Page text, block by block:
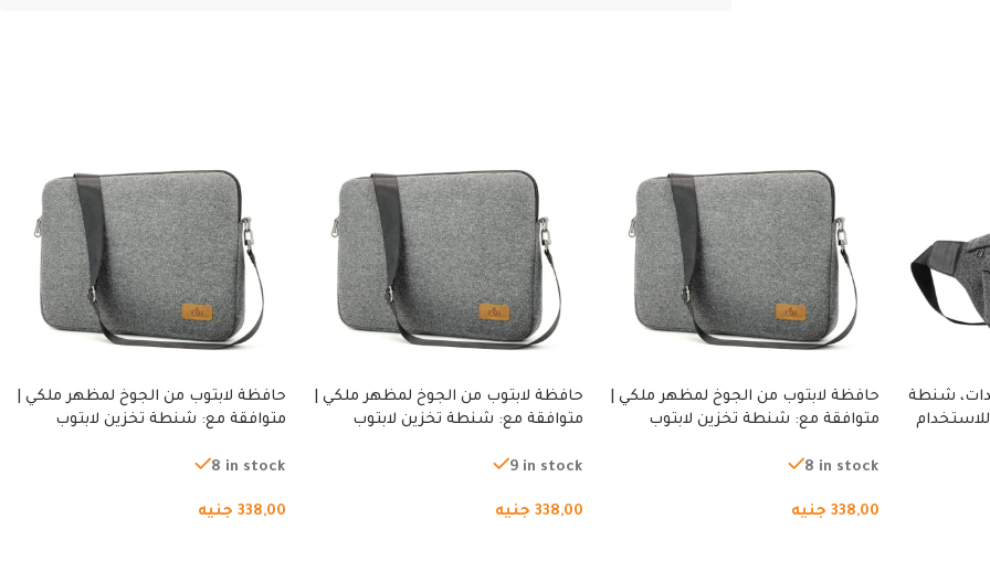
شنطة
حافظة لابتوب من الجوخ لمظهر ملكي |
متوافقة مع: شنطة تخزين لابتوب
من الجوخ لجهاز نوت بوك والتابلت،
8 in stock
338,00 جنيه
حافظة لابتوب من الجوخ لمظهر ملكي |
متوافقة مع: شنطة تخزين لابتوب
من الجوخ لجهاز نوت بوك والتابلت،
9 in stock
338,00 جنيه
حافظة لابتوب من الجوخ لمظهر ملكي |
متوافقة مع: شنطة تخزين لابتوب
من الجوخ لجهاز نوت بوك والتابلت،
8 in stock
338,00 جنيه